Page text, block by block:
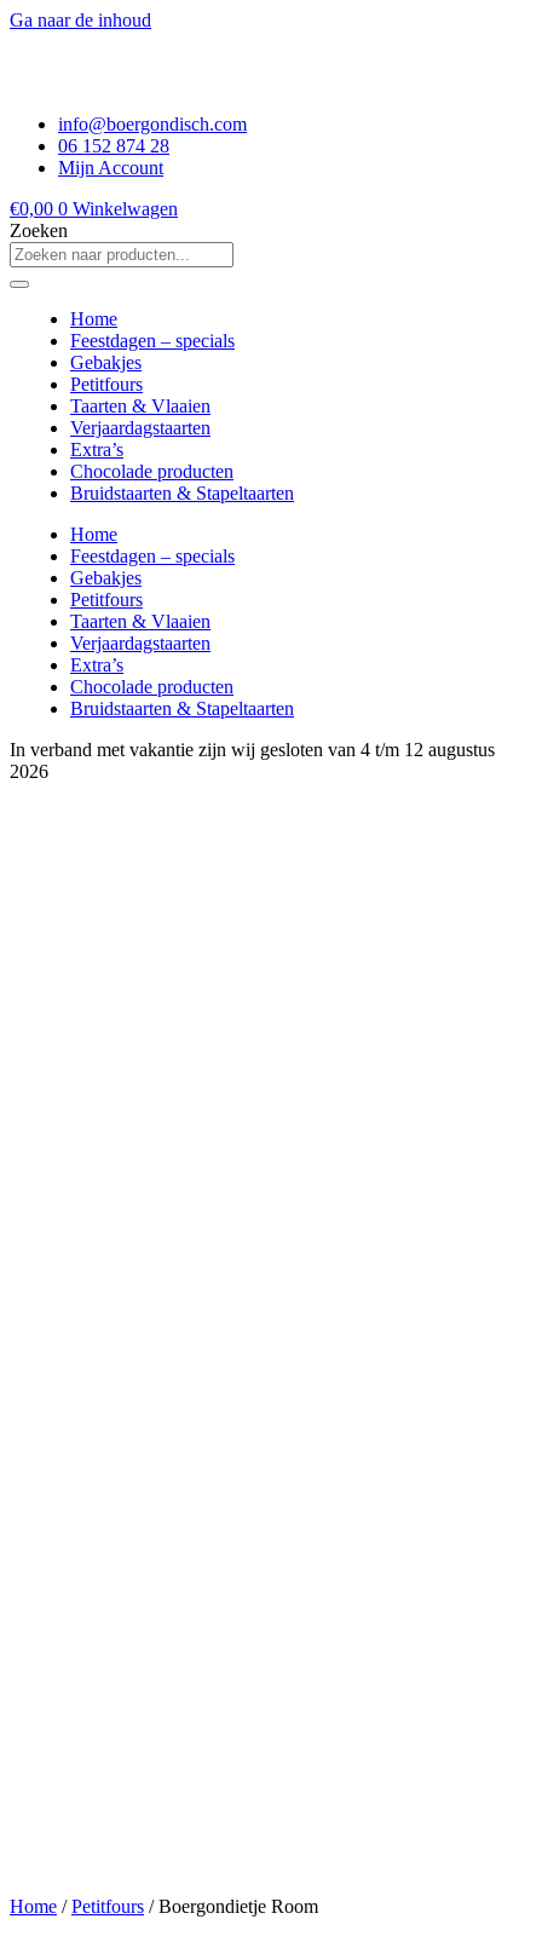
Ga naar de inhoud
info@boergondisch.com
06 152 874 28
Mijn Account
€0,00 0 Winkelwagen
Zoeken
Home
Feestdagen – specials
Gebakjes
Petitfours
Taarten & Vlaaien
Verjaardagstaarten
Extra’s
Chocolade producten
Bruidstaarten & Stapeltaarten
Home
Feestdagen – specials
Gebakjes
Petitfours
Taarten & Vlaaien
Verjaardagstaarten
Extra’s
Chocolade producten
Bruidstaarten & Stapeltaarten
In verband met vakantie zijn wij gesloten van 4 t/m 12 augustus
2026
Home /Petitfours / Boergondietje Room